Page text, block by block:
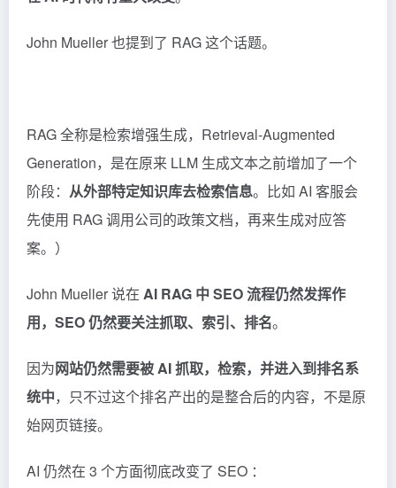
John Mueller 也提到了 RAG这个话题。
RAG 全称是检索增强生成，Retrieval-Augmented
Generation，是在原来 LLM 生成文本之前增加了一个
阶段： 从外部特定知识库去检索信息。比如 AI 客服会
先使用 RAG 调用公司的政策文档，再来生成对应答
案。）
John Mueller 说在 AI RAG 中 SEO 流程仍然发挥作
用，SEO 仍然要关注抓取、索引、排名。
因为网站仍然需要被 AI 抓取，检索，并进入到排名系
统中，只不过这个排名产出的是整合后的内容，不是原
始网页链接。
AI 仍然在 3 个方面彻底改变了 SEO ：